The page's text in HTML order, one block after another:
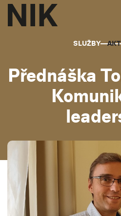
SLUŽBY
Přednáška